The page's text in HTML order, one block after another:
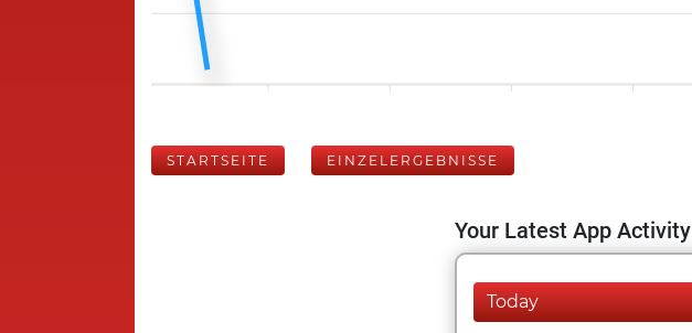
STARTSEITE EINZELERGEBNISSE
Your Latest App Activity
Today